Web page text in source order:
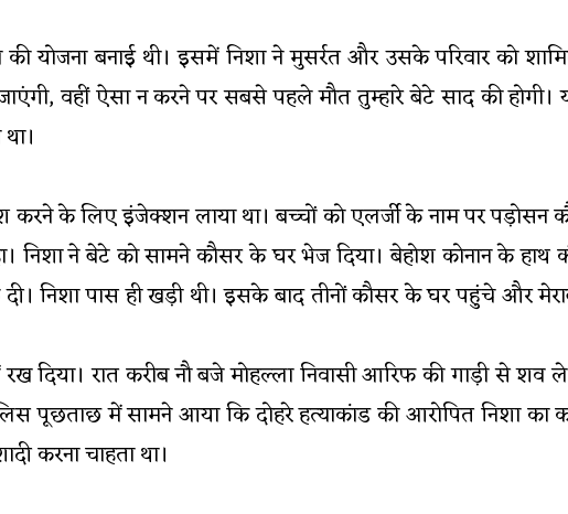
योजना बनाई थी। इसमें निशा ने मुसर्रत और उसके परिवार को
वहीं ऐसा न करने पर सबसे पहले मौत तुम्हारे बेटे साद की
करने के लिए इंजेक्शन लाया था। बच्चों को एलर्जी के नाम पर
निशा ने बेटे को सामने कौसर के घर भेज दिया। बेहोश कोनान के हाथ
निशा पास ही खड़ी थी। इसके बाद तीनों कौसर के घर पहुंचे और
दिया। रात करीब नौ बजे मोहल्ला निवासी आरिफ की गाड़ी से
पूछताछ में सामने आया कि दोहरे हत्याकांड की आरोपित निशा
करना चाहता था।